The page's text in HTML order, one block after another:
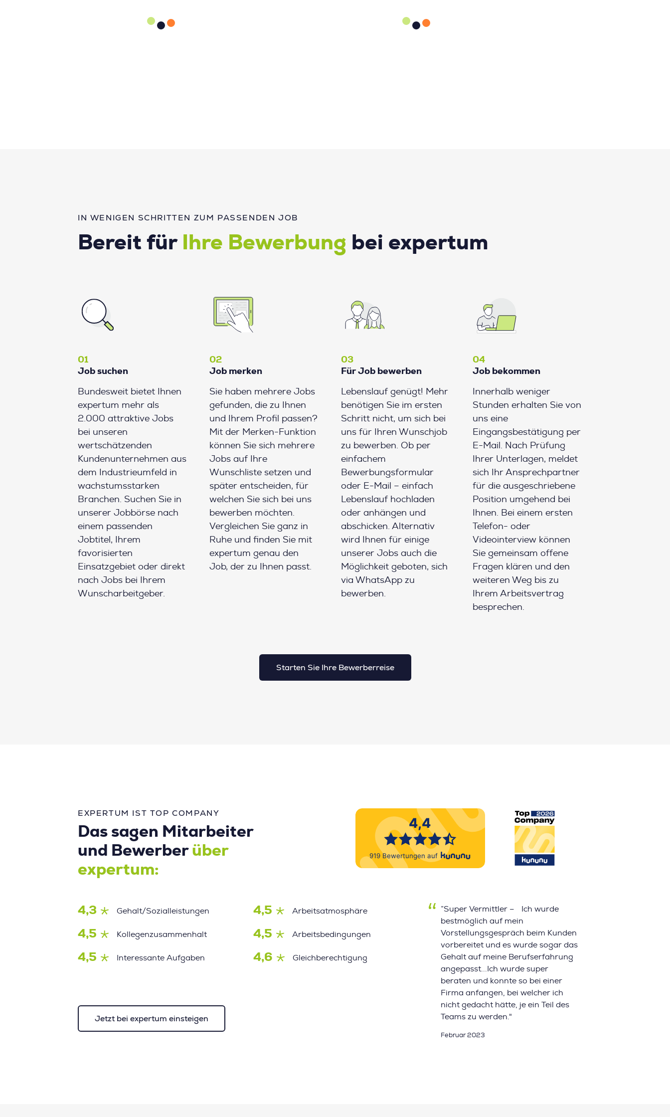
IN WENIGEN SCHRITTEN ZUM PASSENDEN JOB
Bereit für Ihre Bewerbung bei expertum
01
Job suchen
Bundesweit bietet Ihnen
expertum mehr als
2.000 attraktive Jobs
bei unseren
wertschätzenden
Kundenunternehmen aus
dem Industrieumfeld in
wachstumsstarken
Branchen. Suchen Sie in
unserer Jobbörse nach
einem passenden
Jobtitel, Ihrem
favorisierten
Einsatzgebiet oder direkt
nach Jobs bei Ihrem
Wunscharbeitgeber.
02
Job merken
Sie haben mehrere Jobs
gefunden, die zu Ihnen
und Ihrem Profil passen?
Mit der Merken-Funktion
können Sie sich mehrere
Jobs auf Ihre
Wunschliste setzen und
später entscheiden, für
welchen Sie sich bei uns
bewerben möchten.
Vergleichen Sie ganz in
Ruhe und finden Sie mit
expertum genau den
Job, der zu Ihnen passt.
03
Für Job bewerben
Lebenslauf genügt! Mehr
benötigen Sie im ersten
Schritt nicht, um sich bei
uns für Ihren Wunschjob
zu bewerben. Ob per
einfachem
Bewerbungsformular
oder E-Mail – einfach
Lebenslauf hochladen
oder anhängen und
abschicken. Alternativ
wird Ihnen für einige
unserer Jobs auch die
Möglichkeit geboten, sich
via WhatsApp zu
bewerben.
04
Job bekommen
Innerhalb weniger
Stunden erhalten Sie von
uns eine
Eingangsbestätigung per
E-Mail. Nach Prüfung
Ihrer Unterlagen, meldet
sich Ihr Ansprechpartner
für die ausgeschriebene
Position umgehend bei
Ihnen. Bei einem ersten
Telefon- oder
Videointerview können
Sie gemeinsam offene
Fragen klären und den
weiteren Weg bis zu
Ihrem Arbeitsvertrag
besprechen.
Starten Sie Ihre Bewerberreise
EXPERTUM IST TOP COMPANY
Das sagen Mitarbeiter
und Bewerber über
expertum:
4,3 Gehalt/Sozialleistungen 4,5 Arbeitsatmosphäre
4,5 Kollegenzusammenhalt 4,5 Arbeitsbedingungen
4,5 Interessante Aufgaben 4,6 Gleichberechtigung
Jetzt bei expertum einsteigen
”Super Vermittler – Ich wurde
bestmöglich auf mein
Vorstellungsgespräch beim Kunden
vorbereitet und es wurde sogar das
Gehalt auf meine Berufserfahrung
angepasst...Ich wurde super
beraten und konnte so bei einer
Firma anfangen, bei welcher ich
nicht gedacht hätte, je ein Teil des
Teams zu werden."
Februar 2023